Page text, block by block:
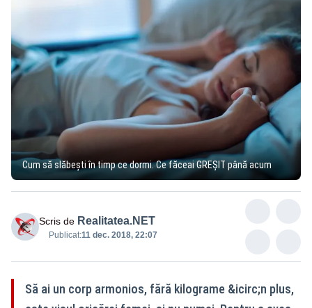
Cum să slăbeşti în timp ce dormi. Ce făceai GREȘIT până acum
Scris de Realitatea.NET
Publicat:11 dec. 2018, 22:07
Să ai un corp armonios, fără kilograme &icirc;n plus,